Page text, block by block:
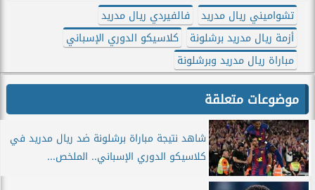
تشواميني ريال مدريد
فالفيردي ريال مدريد
أزمة ريال مدريد برشلونة
كلاسيكو الدوري الإسباني
مباراة ريال مدريد وبرشلونة
موضوعات متعلقة
شاهد نتيجة مباراة برشلونة ضد ريال مدريد في
كلاسيكو الدوري الإسباني.. الملخص...